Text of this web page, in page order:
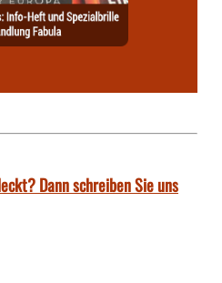
Dann schreiben Sie uns